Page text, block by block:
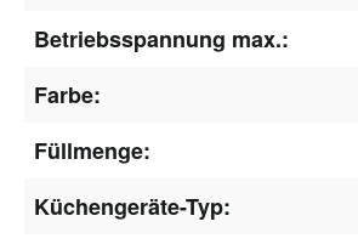
Betriebsspannung max.:
Farbe:
Füllmenge:
Küchengeräte-Typ: